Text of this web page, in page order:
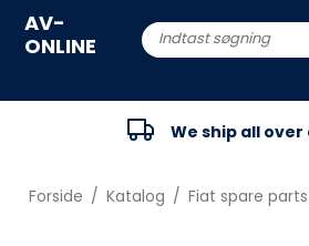
AV-
ONLINE
We ship all
Forside / Katalog / Fiat spare parts